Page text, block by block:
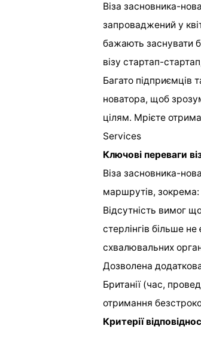
Віза засновника-
запроваджений у
бажають заснувати
візу стартап-
Багато підприємців
новатора, щоб
цілям. Мрієте
Services
Ключові переваги
Віза засновника-
маршрутів, зокрема:
Відсутність вимог
стерлінгів більше
схвалювальних
Дозволена
Британії (час,
отримання
Критерії